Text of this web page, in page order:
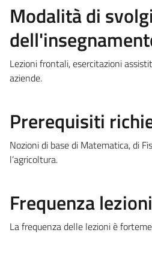
Modalità di
Lezioni frontali, esercitazioni
aziende.
Prerequisiti
Nozioni di base di Matematica, di
l’agricoltura.
Frequenza lezioni
La frequenza delle lezioni è